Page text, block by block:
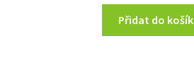
Přidat do